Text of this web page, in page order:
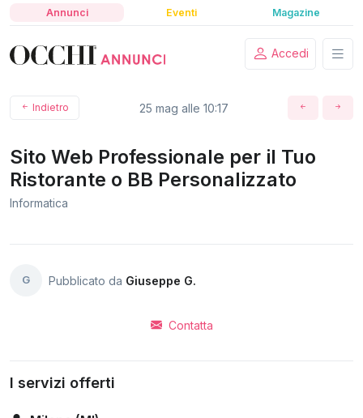
Annunci Eventi Magazine
Accedi
Indietro 25 mag alle 10:17
Sito Web Professionale per il Tuo
Ristorante o BB Personalizzato
Informatica
G Pubblicato da Giuseppe G.
Contatta
I servizi offerti